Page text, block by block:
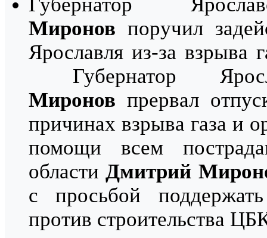
Миронов поручил
Ярославля из-за взрыва
Губернатор
Миронов прервал
причинах взрыва газа и
помощи всем
областиДмитрий
с просьбой
против строительства